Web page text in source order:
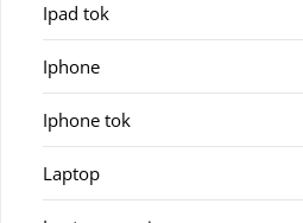
Ipad tok
Iphone
Iphone tok
Laptop